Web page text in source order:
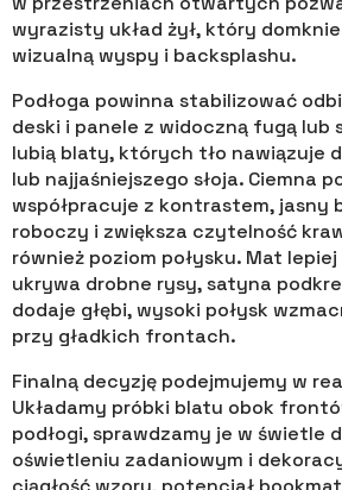
wyrazisty układ żył, który
wizualną wyspy i backsplashu.
Podłoga powinna stabilizować
deski i panele z widoczną fugą lub
lubią blaty, których tło nawiązuje
lub najjaśniejszego słoja. Ciemna
współpracuje z kontrastem, jasny
roboczy i zwiększa czytelność
również poziom połysku. Mat
ukrywa drobne rysy, satyna
dodaje głębi, wysoki połysk
przy gładkich frontach.
Finalną decyzję podejmujemy w
Układamy próbki blatu obok
podłogi, sprawdzamy je w świetle
oświetleniu zadaniowym i